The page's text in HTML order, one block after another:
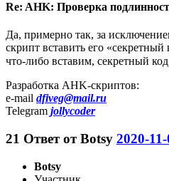
Re: AHK: Проверка
Да, примерно так, за
скрипт вставить его
что-либо вставим, секретный
Разработка AHK-скриптов:
e-mail dfiveg@mail.ru
Telegram jollycoder
21 Ответ отBotsy 2020-
Botsy